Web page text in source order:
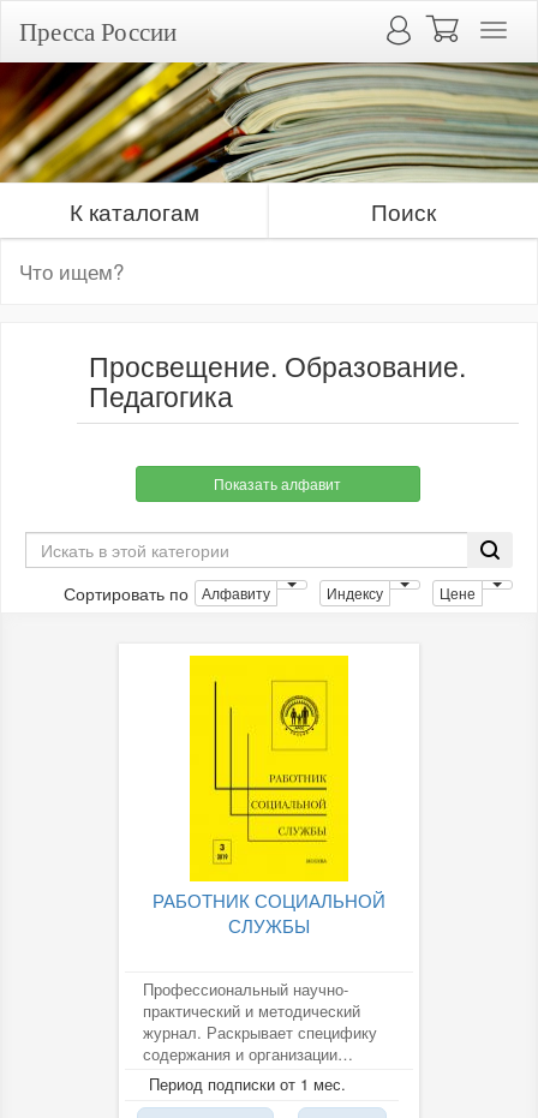
Пресса России
К каталогам Поиск
Просвещение. Образование.
Педагогика
Показать алфавит
Сортировать по Алфавиту Индексу Цене
РАБОТНИК СОЦИАЛЬНОЙ
СЛУЖБЫ
Профессиональный научно-
практический и методический
журнал. Раскрывает специфику
содержания и организации
деятельности руководителей и
различных...
Период подписки от 1 мес.